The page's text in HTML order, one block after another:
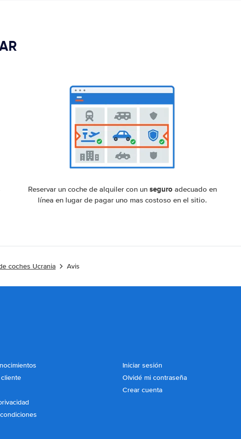
Reservar un coche de alquiler con un seguro adecuado en
línea en lugar de pagar uno mas costoso en el sitio.
coches Ucrania Avis
Iniciar sesión
Olvidé mi contraseña
Crear cuenta